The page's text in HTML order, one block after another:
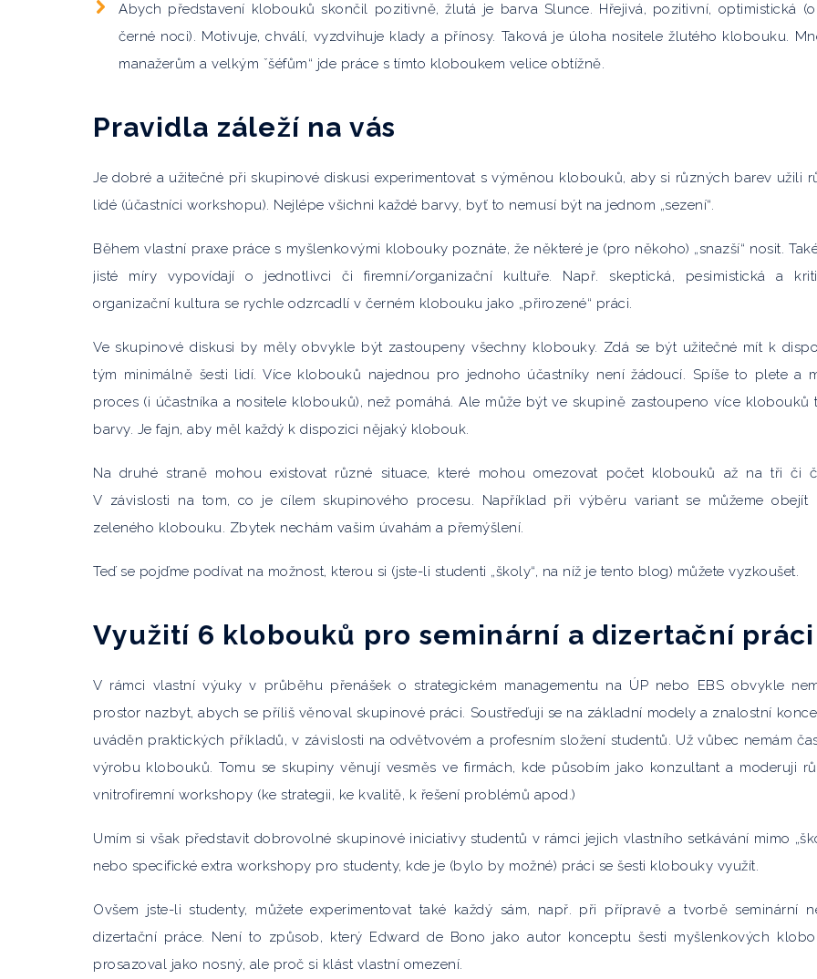
Abych představení klobouků skončil pozitivně, žlutá je barva Slunce. Hřejivá, pozitivní, optimistická
černé noci). Motivuje, chválí, vyzdvihuje klady a přínosy. Taková je úloha nositele žlutého klobouku.
manažerům a velkým ˇšéfům“ jde práce s tímto kloboukem velice obtížně.
Pravidla záleží na vás
Je dobré a užitečné při skupinové diskusi experimentovat s výměnou klobouků, aby si různých barev užili
lidé (účastníci workshopu). Nejlépe všichni každé barvy, byť to nemusí být na jednom „sezení“.
Během vlastní praxe práce s myšlenkovými klobouky poznáte, že některé je (pro někoho) „snazší“ nosit.
jisté míry vypovídají o jednotlivci či firemní/organizační kultuře. Např. skeptická, pesimistická a
organizační kultura se rychle odzrcadlí v černém klobouku jako „přirozené“ práci.
Ve skupinové diskusi by měly obvykle být zastoupeny všechny klobouky. Zdá se být užitečné mít k
tým minimálně šesti lidí. Více klobouků najednou pro jednoho účastníky není žádoucí. Spíše to plete a
proces (i účastníka a nositele klobouků), než pomáhá. Ale může být ve skupině zastoupeno více klobouků
barvy. Je fajn, aby měl každý k dispozici nějaký klobouk.
Na druhé straně mohou existovat různé situace, které mohou omezovat počet klobouků až na tři či
V závislosti na tom, co je cílem skupinového procesu. Například při výběru variant se můžeme obejít
zeleného klobouku. Zbytek nechám vašim úvahám a přemýšlení.
Teď se pojďme podívat na možnost, kterou si (jste-li studenti „školy“, na níž je tento blog) můžete vyzkoušet.
Využití 6 klobouků pro seminární a dizertační práci
V rámci vlastní výuky v průběhu přenášek o strategickém managementu na ÚP nebo EBS obvykle
prostor nazbyt, abych se příliš věnoval skupinové práci. Soustřeďuji se na základní modely a znalostní
uváděn praktických příkladů, v závislosti na odvětvovém a profesním složení studentů. Už vůbec nemám
výrobu klobouků. Tomu se skupiny věnují vesměs ve firmách, kde působím jako konzultant a moderuji
vnitrofiremní workshopy (ke strategii, ke kvalitě, k řešení problémů apod.)
Umím si však představit dobrovolné skupinové iniciativy studentů v rámci jejich vlastního setkávání mimo
nebo specifické extra workshopy pro studenty, kde je (bylo by možné) práci se šesti klobouky využít.
Ovšem jste-li studenty, můžete experimentovat také každý sám, např. při přípravě a tvorbě seminární
dizertační práce. Není to způsob, který Edward de Bono jako autor konceptu šesti myšlenkových
prosazoval jako nosný, ale proč si klást vlastní omezení.